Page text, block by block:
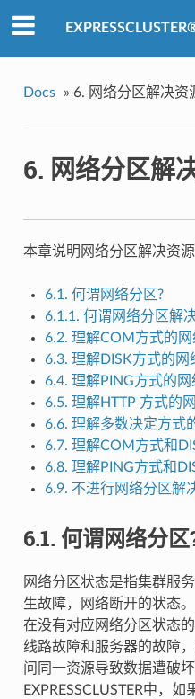
Docs » 6. 网络分区解决资
6. 网络分区解
本章说明网络分区解决资源
6.1. 何谓网络分区?
6.1.1. 何谓网络分区解
6.2. 理解COM方式的
6.3. 理解DISK方式的网
6.4. 理解PING方式的
6.5. 理解HTTP 方式的
6.6. 理解多数决定方式
6.7. 理解COM方式和
6.8. 理解PING方式和
6.9. 不进行网络分区解
6.1. 何谓网络分区
网络分区状态是指集群服
生故障，网络断开的状态。
在没有对应网络分区状态
线路故障和服务器的故障
问同一资源导致数据遭破
EXPRESSCLUSTER中，